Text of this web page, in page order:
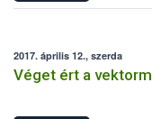
2017. április 12., szerda
Véget ért a